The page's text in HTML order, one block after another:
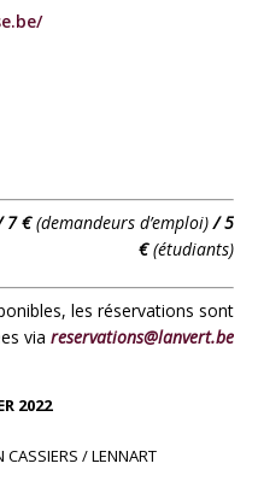
7 €(demandeurs d’emploi) / 5
€(étudiants)
les réservations sont
via reservations@lanvert.be
2022
CASSIERS / LENNART